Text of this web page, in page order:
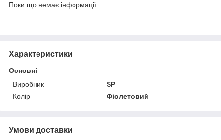
Поки що немає інформації
Характеристики
Основні
Виробник
SP
Колір
Фіолетовий
Умови доставки